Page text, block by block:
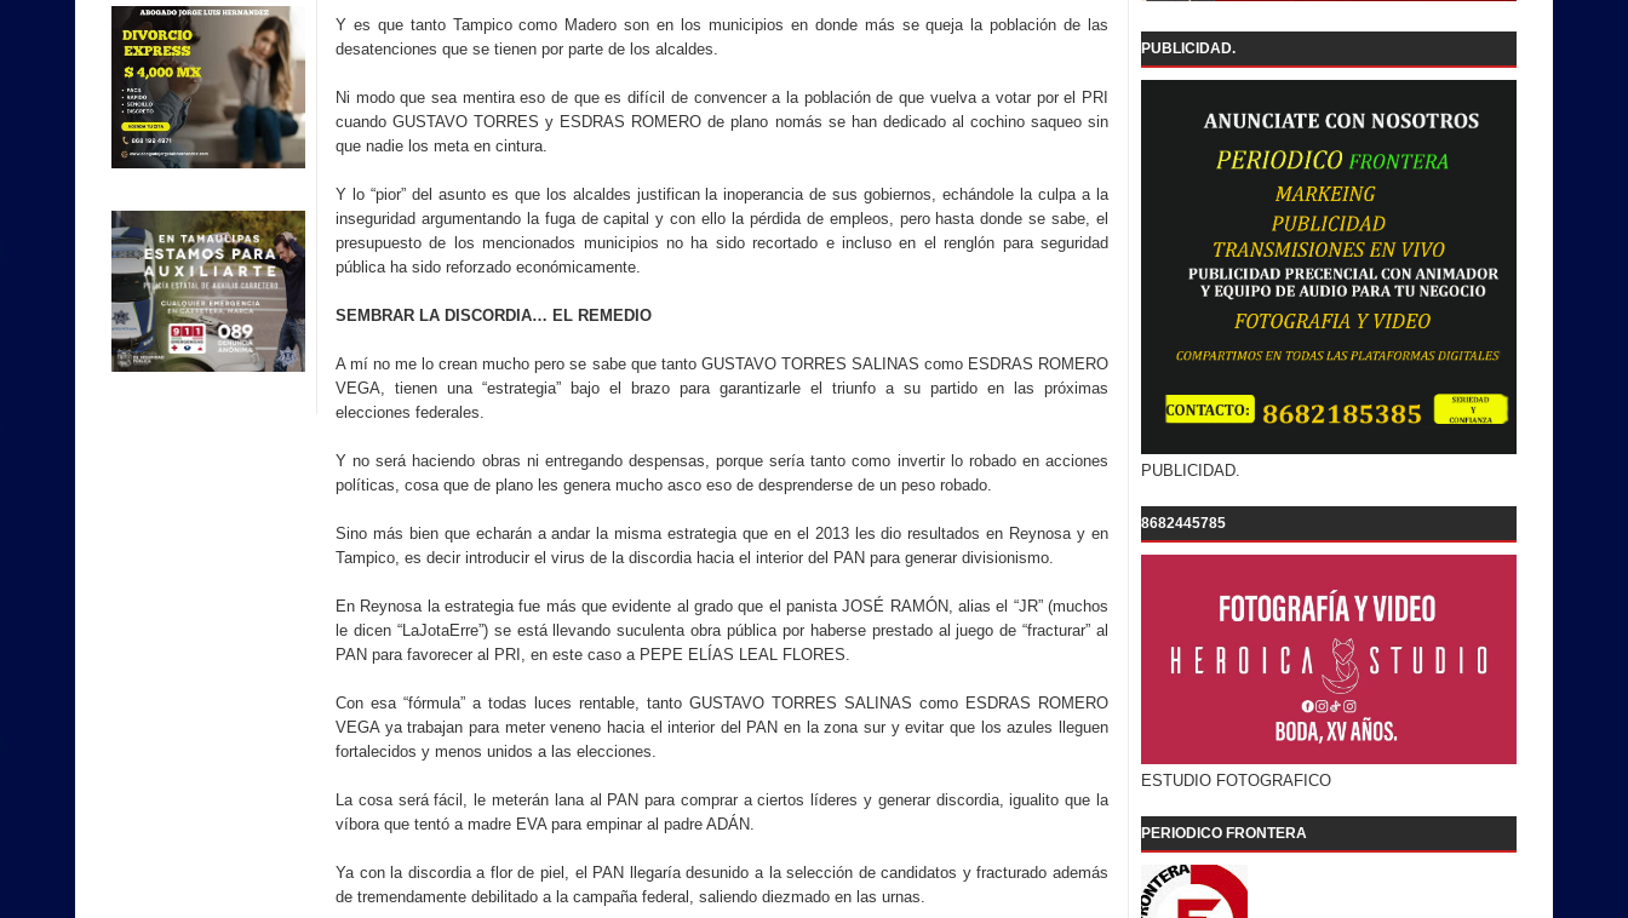
Y es que tanto Tampico como Madero son en los municipios en donde más se queja la población de las
desatenciones que se tienen por parte de los alcaldes.
Ni modo que sea mentira eso de que es difícil de convencer a la población de que vuelva a votar por el PRI
cuando GUSTAVO TORRES y ESDRAS ROMERO de plano nomás se han dedicado al cochino saqueo sin
que nadie los meta en cintura.
Y lo “pior” del asunto es que los alcaldes justifican la inoperancia de sus gobiernos, echándole la culpa a la
inseguridad argumentando la fuga de capital y con ello la pérdida de empleos, pero hasta donde se sabe, el
presupuesto de los mencionados municipios no ha sido recortado e incluso en el renglón para seguridad
pública ha sido reforzado económicamente.
SEMBRAR LA DISCORDIA… EL REMEDIO
A mí no me lo crean mucho pero se sabe que tanto GUSTAVO TORRES SALINAS como ESDRAS ROMERO
VEGA, tienen una “estrategia” bajo el brazo para garantizarle el triunfo a su partido en las próximas
elecciones federales.
Y no será haciendo obras ni entregando despensas, porque sería tanto como invertir lo robado en acciones
políticas, cosa que de plano les genera mucho asco eso de desprenderse de un peso robado.
Sino más bien que echarán a andar la misma estrategia que en el 2013 les dio resultados en Reynosa y en
Tampico, es decir introducir el virus de la discordia hacia el interior del PAN para generar divisionismo.
En Reynosa la estrategia fue más que evidente al grado que el panista JOSÉ RAMÓN, alias el “JR” (muchos
le dicen “LaJotaErre”) se está llevando suculenta obra pública por haberse prestado al juego de “fracturar” al
PAN para favorecer al PRI, en este caso a PEPE ELÍAS LEAL FLORES.
Con esa “fórmula” a todas luces rentable, tanto GUSTAVO TORRES SALINAS como ESDRAS ROMERO
VEGA ya trabajan para meter veneno hacia el interior del PAN en la zona sur y evitar que los azules lleguen
fortalecidos y menos unidos a las elecciones.
La cosa será fácil, le meterán lana al PAN para comprar a ciertos líderes y generar discordia, igualito que la
víbora que tentó a madre EVA para empinar al padre ADÁN.
Ya con la discordia a flor de piel, el PAN llegaría desunido a la selección de candidatos y fracturado además
de tremendamente debilitado a la campaña federal, saliendo diezmado en las urnas.
PUBLICIDAD.
PUBLICIDAD.
8682445785
ESTUDIO FOTOGRAFICO
PERIODICO FRONTERA